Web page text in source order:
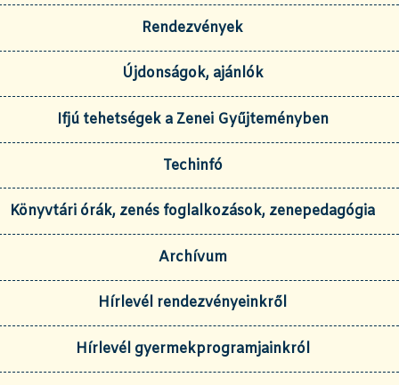
Rendezvények
Újdonságok, ajánlók
Ifjú tehetségek a Zenei Gyűjteményben
Techinfó
Könyvtári órák, zenés foglalkozások, zenepedagógia
Archívum
Hírlevél rendezvényeinkről
Hírlevél gyermekprogramjainkról